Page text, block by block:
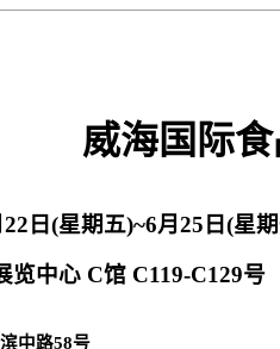
威海国际
22 日 (星期五)~6月 25 日 (星期
览中心 C馆 C119-C129号
中路58号